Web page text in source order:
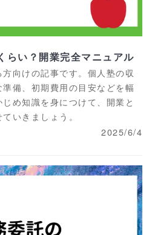
らい？開業完全マニュアル
向けの記事です。個人塾の収
備、初期費用の目安などを幅
め知識を身につけて、開業と
いきましょう。
2025/6/4